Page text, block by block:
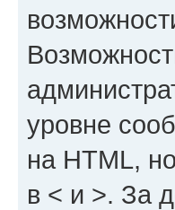
уровне
на HTML,
в < и >. За